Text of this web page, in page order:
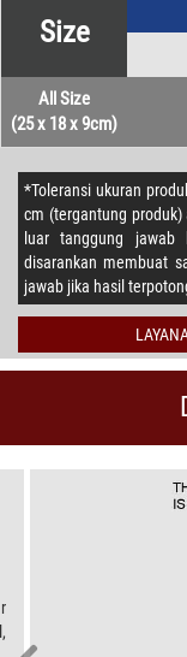
Size
All Size
(25 x 18 x 9cm)
*Toleransi ukuran
cm (tergantung
luar tanggung jawab
disarankan membuat
jawab jika hasil